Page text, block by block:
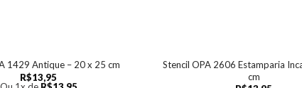
1429 Antique – 20 x 25 cm
R$13,95
Stencil OPA 2606 Estamparia
cm